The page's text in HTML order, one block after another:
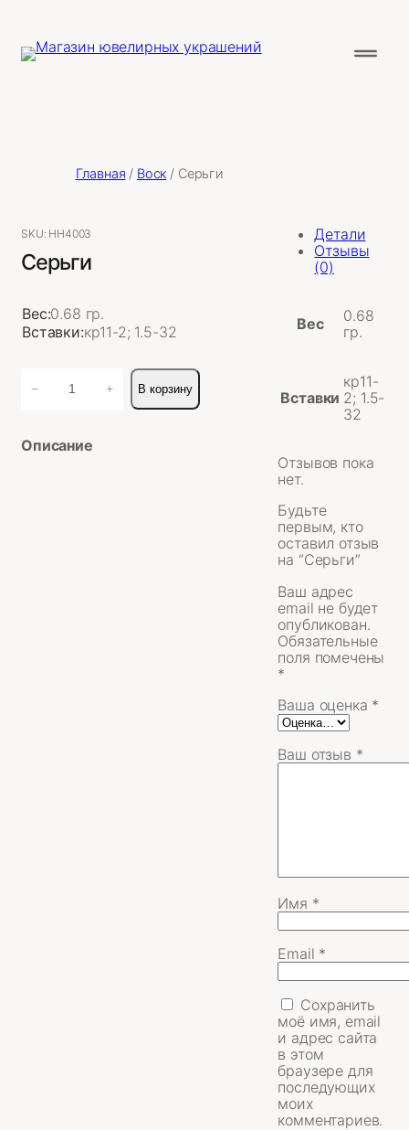
Главная / Воск / Серьги
SKU: НН4003
Серьги
Вес:0.68 гр.
Вставки:кр11-2; 1.5-32
товара
− + В корзину
Описание
Детали
Отзывы
(0)
Вес
0.68
гр.
Вставки
кр11-
2; 1.5-
32
Отзывов пока
нет.
Будьте
первым, кто
оставил отзыв
на “Серьги”
Ваш адрес
email не будет
опубликован.
Обязательные
поля помечены
*
Ваша оценка *
Ваш отзыв *
Имя *
Email *
Сохранить
моё имя, email
и адрес сайта
в этом
браузере для
последующих
моих
комментариев.